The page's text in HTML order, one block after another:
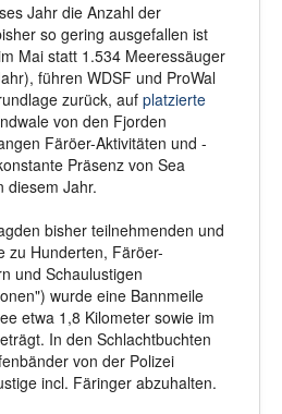
Jahr die Anzahl der
so gering ausgefallen ist
Mai statt 1.534 Meeressäuger
führen WDSF und ProWal
zurück, auf platzierte
von den Fjorden
Färöer-Aktivitäten und -
Präsenz von Sea
diesem Jahr.
bisher teilnehmenden und
zu Hunderten, Färöer-
und Schaulustigen
wurde eine Bannmeile
etwa 1,8 Kilometer sowie im
In den Schlachtbuchten
von der Polizei
incl. Färinger abzuhalten.